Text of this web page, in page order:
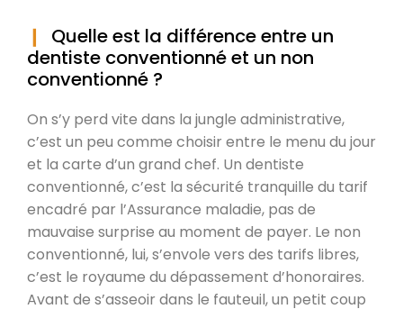
Quelle est la différence entre un
dentiste conventionné et un non
conventionné ?
On s’y perd vite dans la jungle administrative,
c’est un peu comme choisir entre le menu du jour
et la carte d’un grand chef. Un dentiste
conventionné, c’est la sécurité tranquille du tarif
encadré par l’Assurance maladie, pas de
mauvaise surprise au moment de payer. Le non
conventionné, lui, s’envole vers des tarifs libres,
c’est le royaume du dépassement d’honoraires.
Avant de s’asseoir dans le fauteuil, un petit coup